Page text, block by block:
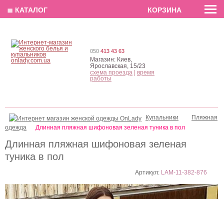
EN РУС
Длинная пляжная шифоновая зеленая
туника в пол
Артикул: LAM-11-382-876
Купальники
Пляжная
одежда
Длинная пляжная шифоновая зеленая туника в пол
050 413 43 63
Магазин: Киев,
Ярославская, 15/23
схема проезда
время
работы
≣ КАТАЛОГ КОРЗИНА